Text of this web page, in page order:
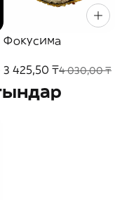
Фокусима
3 425,50 ₸4 030,00 ₸